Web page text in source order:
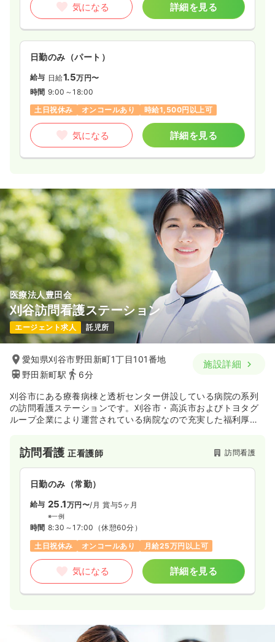
気になる 詳細を見る
日勤のみ（パート）
給与 日給1.5万円〜
時間 9:00～18:00
土日祝休み
オンコールあり 時給1,500円以上可
気になる 詳細を見る
医療法人豊田会
刈谷訪問看護ステーション
エージェント求人 託児所
愛知県刈谷市野田新町1丁目101番地
野田新町駅
6分
施設詳細
刈谷市にある療養病棟と透析センター併設している病院の系列
の訪問看護ステーションです。刈谷市・高浜市およびトヨタグ
ループ企業により運営されている病院なので充実した福利厚生
訪問看護正看護師 訪問看護
日勤のみ（常勤）
給与 25.1万円〜/月 賞与5ヶ月
※一例
時間 8:30～17:00 （休憩60分）
土日祝休み
オンコールあり 月給25万円以上可
気になる 詳細を見る